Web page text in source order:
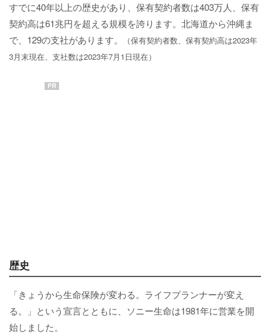
すでに40年以上の歴史があり、保有契約者数は403万人、保有
契約高は61兆円を超える規模を誇ります。北海道から沖縄ま
で、129の支社があります。
（保有契約者数、保有契約高は2023年
3月末現在、支社数は2023年7月1日現在）
PR
歴史
「きょうから生命保険が変わる。ライフプランナーが変え
る。」という宣言とともに、ソニー生命は1981年に営業を開
始しました。